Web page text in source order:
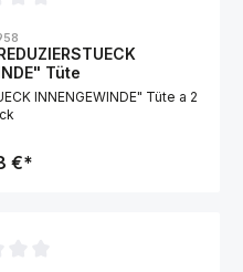
Tüte
INNENGEWINDE" Tüte a 2
€*